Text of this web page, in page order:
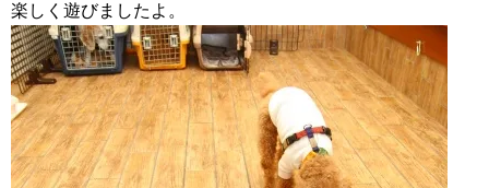
楽しく遊びましたよ。